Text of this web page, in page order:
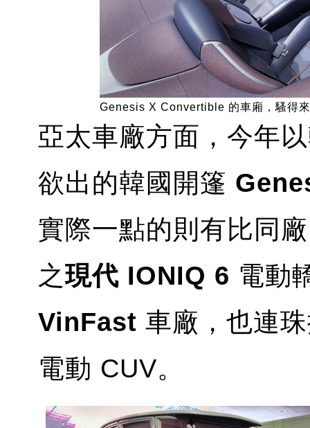
Genesis X Convertible 的車廂，騷得
亞太車廠方面，今年
欲出的韓國開篷
實際一點的則有比同廠
之現代 IONIQ 6 電動
VinFast 車廠，也連
電動 CUV。